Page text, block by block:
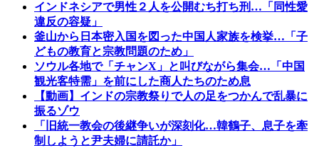
インドネシアで男性２人を公開むち打ち刑…「同性愛
違反の容疑」
釜山から日本密入国を図った中国人家族を検挙…「子
どもの教育と宗教問題のため」
ソウル各地で「チャンX」と叫びながら集会…「中国
観光客特需」を前にした商人たちのため息
【動画】インドの宗教祭りで人の足をつかんで乱暴に
振るゾウ
「旧統一教会の後継争いが深刻化…韓鶴子、息子を牽
制しようと尹夫婦に請託か」